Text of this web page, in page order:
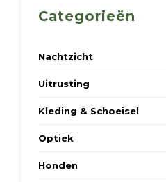
Categorieën
Nachtzicht
Uitrusting
Kleding & Schoeisel
Optiek
Honden